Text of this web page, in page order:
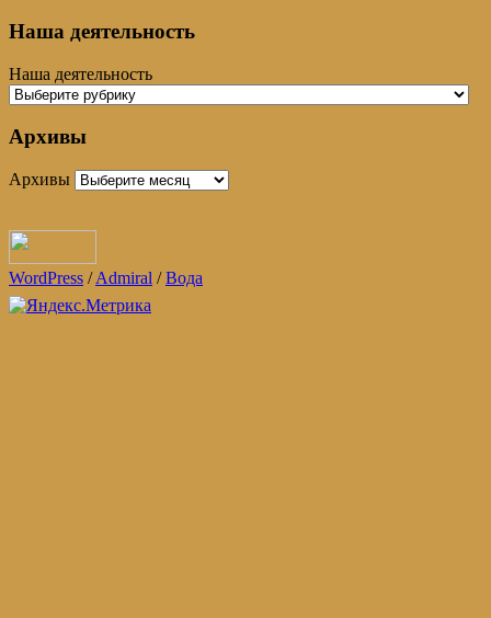
Наша деятельность
Наша деятельность
Архивы
Архивы
WordPress /Admiral /Вода